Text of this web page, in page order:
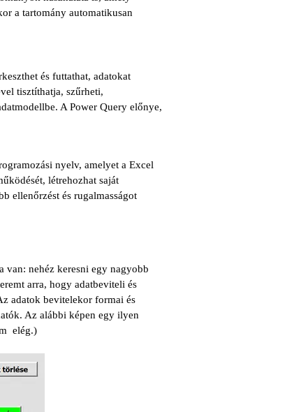
a tartomány automatikusan
és futtathat, adatokat
tisztíthatja, szűrheti,
A Power Query előnye,
nyelv, amelyet a Excel
létrehozhat saját
ellenőrzést és rugalmasságot
van: nehéz keresni egy nagyobb
arra, hogy adatbeviteli és
adatok bevitelekor formai és
Az alábbi képen egy ilyen
elég.)